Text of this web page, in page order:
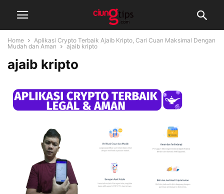
Home
Aplikasi Crypto Terbaik Ajaib Kripto, Cari Cuan Maksimal Dengan
Mudah dan Aman
ajaib kripto
ajaib kripto